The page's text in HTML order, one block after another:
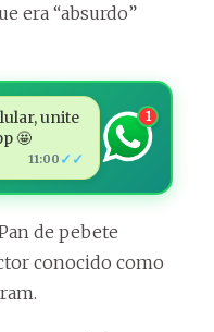
era “absurdo”
unite
🤩
11:00 ✓✓
1
de pebete
conocido como